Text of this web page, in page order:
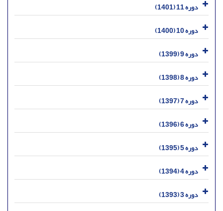
دوره 11 (1401)
دوره 10 (1400)
دوره 9 (1399)
دوره 8 (1398)
دوره 7 (1397)
دوره 6 (1396)
دوره 5 (1395)
دوره 4 (1394)
دوره 3 (1393)